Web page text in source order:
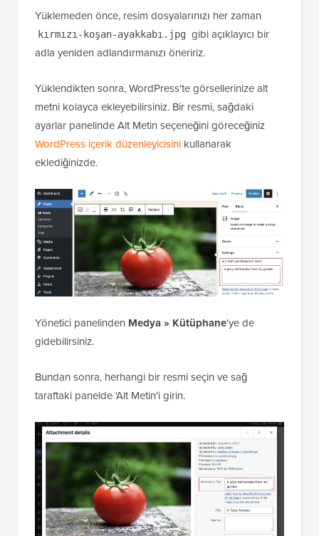
Yüklemeden önce, resim dosyalarınızı her zaman
kırmızı-koşan-ayakkabı.jpg gibi açıklayıcı bir
adla yeniden adlandırmanızı öneririz.
Yüklendikten sonra, WordPress'te görsellerinize alt
metni kolayca ekleyebilirsiniz. Bir resmi, sağdaki
ayarlar panelinde Alt Metin seçeneğini göreceğiniz
WordPress içerik düzenleyicisini kullanarak
eklediğinizde.
Yönetici panelinden Medya » Kütüphane'ye de
gidebilirsiniz.
Bundan sonra, herhangi bir resmi seçin ve sağ
taraftaki panelde 'Alt Metin'i girin.